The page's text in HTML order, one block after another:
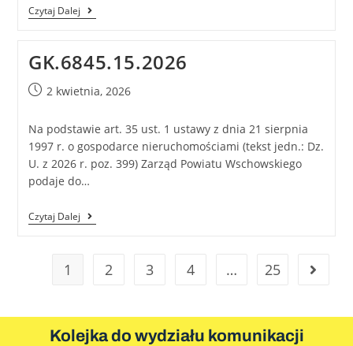
Czytaj Dalej
GK.6845.15.2026
2 kwietnia, 2026
Na podstawie art. 35 ust. 1 ustawy z dnia 21 sierpnia
1997 r. o gospodarce nieruchomościami (tekst jedn.: Dz.
U. z 2026 r. poz. 399) Zarząd Powiatu Wschowskiego
podaje do…
Czytaj Dalej
1 2 3 4 … 25
Kolejka do wydziału komunikacji